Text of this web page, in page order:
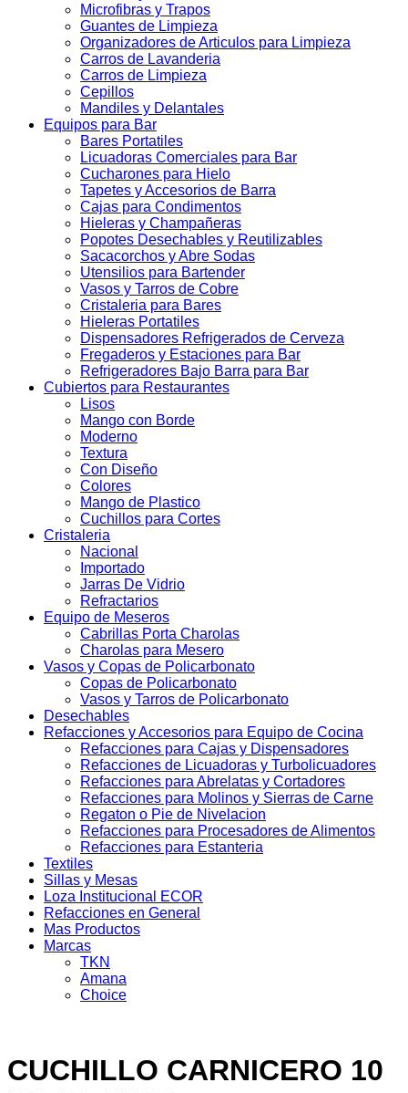
Microfibras y Trapos
Guantes de Limpieza
Organizadores de Articulos para Limpieza
Carros de Lavanderia
Carros de Limpieza
Cepillos
Mandiles y Delantales
Equipos para Bar
Bares Portatiles
Licuadoras Comerciales para Bar
Cucharones para Hielo
Tapetes y Accesorios de Barra
Cajas para Condimentos
Hieleras y Champañeras
Popotes Desechables y Reutilizables
Sacacorchos y Abre Sodas
Utensilios para Bartender
Vasos y Tarros de Cobre
Cristaleria para Bares
Hieleras Portatiles
Dispensadores Refrigerados de Cerveza
Fregaderos y Estaciones para Bar
Refrigeradores Bajo Barra para Bar
Cubiertos para Restaurantes
Lisos
Mango con Borde
Moderno
Textura
Con Diseño
Colores
Mango de Plastico
Cuchillos para Cortes
Cristaleria
Nacional
Importado
Jarras De Vidrio
Refractarios
Equipo de Meseros
Cabrillas Porta Charolas
Charolas para Mesero
Vasos y Copas de Policarbonato
Copas de Policarbonato
Vasos y Tarros de Policarbonato
Desechables
Refacciones y Accesorios para Equipo de Cocina
Refacciones para Cajas y Dispensadores
Refacciones de Licuadoras y Turbolicuadores
Refacciones para Abrelatas y Cortadores
Refacciones para Molinos y Sierras de Carne
Regaton o Pie de Nivelacion
Refacciones para Procesadores de Alimentos
Refacciones para Estanteria
Textiles
Sillas y Mesas
Loza Institucional ECOR
Refacciones en General
Mas Productos
Marcas
TKN
Amana
Choice
CUCHILLO CARNICERO 10